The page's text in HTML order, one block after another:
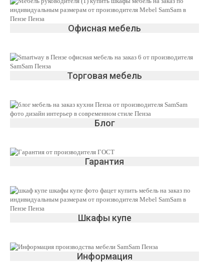
Офисная мебель
Торговая мебель
Блог
Гарантия
Шкафы купе
Информация